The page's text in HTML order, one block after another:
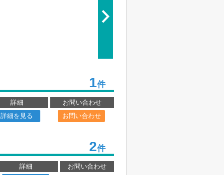
1件
詳細
お問い合わせ
詳細を見る お問い合わせ
2件
詳細
お問い合わせ